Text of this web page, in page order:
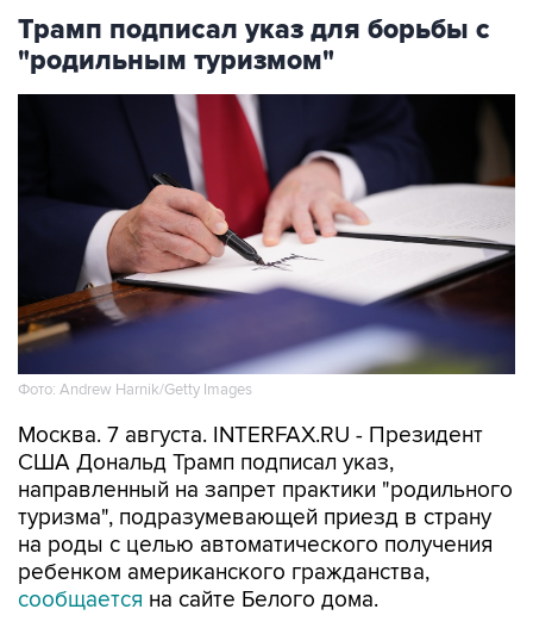
Трамп подписал указ для борьбы с
"родильным туризмом"
Фото: Andrew Harnik/Getty Images
Москва. 7 августа. INTERFAX.RU - Президент
США Дональд Трамп подписал указ,
направленный на запрет практики "родильного
туризма", подразумевающей приезд в страну
на роды с целью автоматического получения
ребенком американского гражданства,
сообщается на сайте Белого дома.